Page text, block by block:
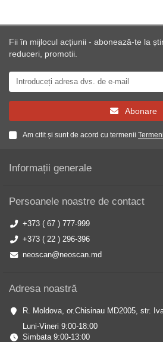
Fii în mijlocul acțiunii - abonează-te la
reduceri, promotii.
Abonare
Am citit și sunt de acord cu termenii
Informații generale
Persoanele noastre de contact
+373 ( 67 ) 777-999
+373 ( 22 ) 296-396
neoscan@neoscan.md
Adresa noastră
R. Moldova, or.Chisinau MD2005, str.
Luni-Vineri 9:00-18:00
Simbata 9:00-13:00